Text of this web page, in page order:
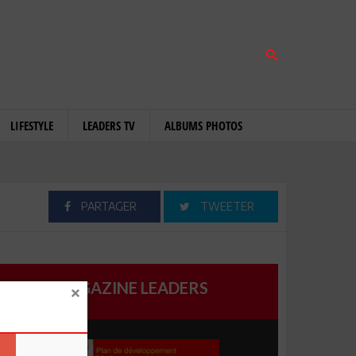
LIFESTYLE LEADERS TV ALBUMS PHOTOS
PARTAGER TWEETER
MAGAZINE LEADERS